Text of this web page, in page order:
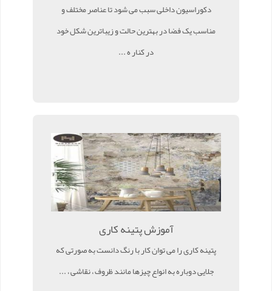
دکوراسیون داخلی سبب می شود تا عناصر مختلف و
مناسب یک فضا در بهترین حالت و زیباترین شکل خود
در کنار ه ...
آموزش پتینه کاری
پتینه کاری را می توان کار با رنگ دانست به صورتی که
جلایی دوباره به انواع چیزها مانند ظروف ، نقاشی ، ...